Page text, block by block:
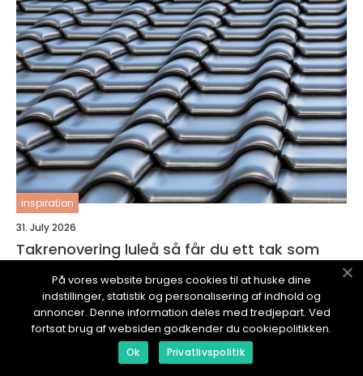
inspiration
31. July 2026
Takrenovering luleå så får du ett tak som
klarar norrbottniskt klimat
JOOMLANIGHT.se
På vores website bruges cookies til at huske dine
indstillinger, statistik og personalisering af indhold og
annoncer. Denne information deles med tredjepart. Ved
fortsat brug af websiden godkender du cookiepolitikken.
Ok Privatlivspolitik